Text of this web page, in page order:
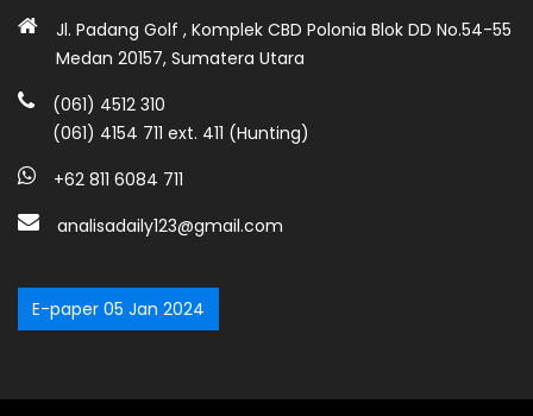
Jl. Padang Golf , Komplek CBD Polonia Blok DD No.54-55
Medan 20157, Sumatera Utara
(061) 4512 310
(061) 4154 711 ext. 411 (Hunting)
+62 811 6084 711
analisadaily123@gmail.com
E-paper 05 Jan 2024